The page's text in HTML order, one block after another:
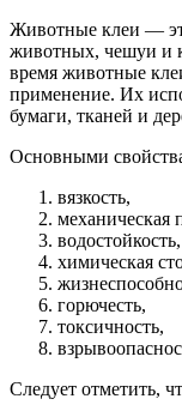
Животные клеи —
животных, чешуи и
время животные
применение. Их
бумаги, тканей и
Основными
вязкость,
механическая
водостойкость,
химическая
горючесть,
токсичность,
Следует отметить,